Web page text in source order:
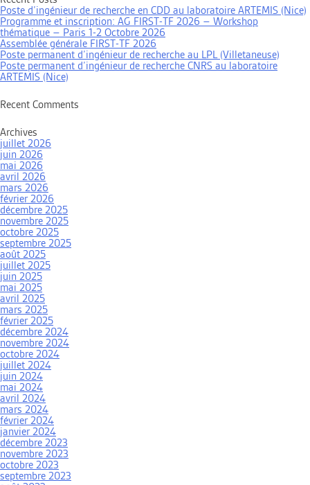
Poste d’ingénieur de recherche en CDD au laboratoire ARTEMIS (Nice)
Programme et inscription: AG FIRST-TF 2026 – Workshop
thématique – Paris 1-2 Octobre 2026
Assemblée générale FIRST-TF 2026
Poste permanent d’ingénieur de recherche au LPL (Villetaneuse)
Poste permanent d’ingénieur de recherche CNRS au laboratoire
ARTEMIS (Nice)
Recent Comments
Archives
juillet 2026
juin 2026
mai 2026
avril 2026
mars 2026
février 2026
décembre 2025
novembre 2025
octobre 2025
septembre 2025
août 2025
juillet 2025
juin 2025
mai 2025
avril 2025
mars 2025
février 2025
décembre 2024
novembre 2024
octobre 2024
juillet 2024
juin 2024
mai 2024
avril 2024
mars 2024
février 2024
janvier 2024
décembre 2023
novembre 2023
octobre 2023
septembre 2023